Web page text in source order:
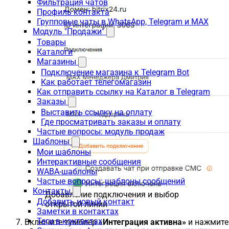
Фильтрация чатов
Профиль контакта
Групповые чаты в WhatsApp, Telegram и MAX
Модуль "Продажи"
Товары
Каталоги
Магазины
Подключение магазина к Telegram Bot
Как работает телегомагазин
Как отправить ссылку на Каталог в Telegram
Заказы
Выставить ссылку на оплату
Где просматривать заказы и оплату
Частые вопросы: модуль продаж
Шаблоны
Мои шаблоны
Интерактивные сообщения
WABA-шаблоны
Частые вопросы: шаблоны сообщений
Контакты
Добавить новый контакт
Заметки в контактах
Теги в контактах
Добавление подключения и выбор
открытой линии
Включите тумблер«Интеграция активна» и нажмите